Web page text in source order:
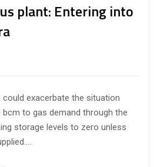
plant: Entering into
could exacerbate the situation
to gas demand through the
storage levels to zero unless